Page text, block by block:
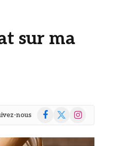
sur ma
nous Facebook
X
Instagram